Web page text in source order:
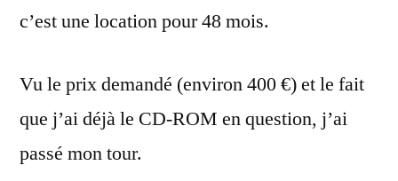
c’est une location pour 48 mois.
Vu le prix demandé (environ 400 €) et le fait
que j’ai déjà le CD-ROM en question, j’ai
passé mon tour.